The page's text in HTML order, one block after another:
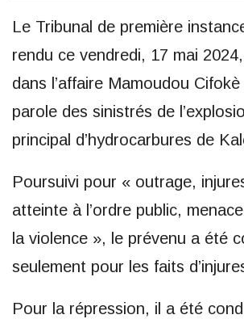
Le Tribunal de première
rendu ce vendredi, 17 mai
dans l’affaire Mamoudou
parole des sinistrés de
principal d’hydrocarbures de
Poursuivi pour « outrage,
atteinte à l’ordre public,
la violence », le prévenu a été
seulement pour les faits
Pour la répression, il a été